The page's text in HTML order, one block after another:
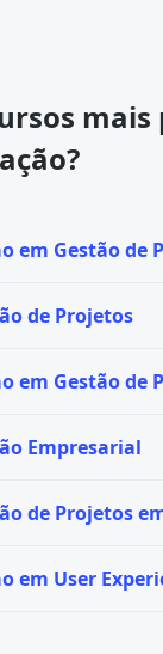
em Gestão de
de Projetos
em Gestão de
Empresarial
de Projetos
em User